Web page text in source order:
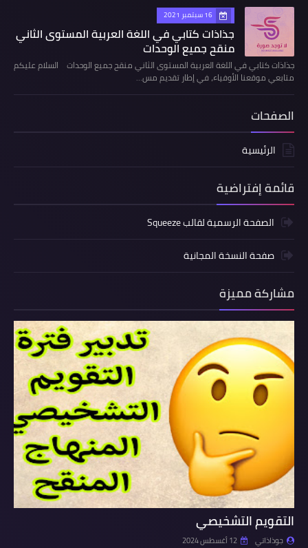
16 سبتمبر 2021
جذاذات كتابي في اللغة العربية المستوى الثاني
منقح جميع الوحدات
جذاذات كتابي في اللغة العربية المستوى الثاني منقح جميع الوحدات السلام عليكم
متابعي موقعنا الأوفياء، في إطار تقديم مس…
الصفحات
الرئيسية
قائمة إفتراضية
الصفحة الرسمية لقالب Squeeze
صفحة النسخة المجانية
مشاركة مميزة
التقويم التشخيصي
جوذاذاتي 12 أغسطس 2024